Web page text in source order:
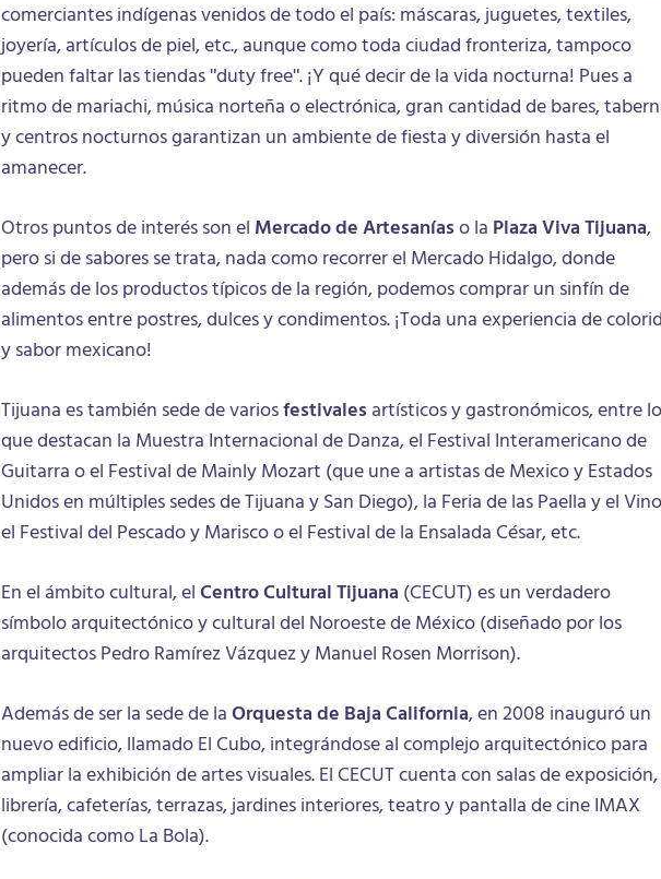
comerciantes indígenas venidos de todo el país: máscaras, juguetes, textiles,
joyería, artículos de piel, etc., aunque como toda ciudad fronteriza, tampoco
pueden faltar las tiendas "duty free". ¡Y qué decir de la vida nocturna! Pues a
ritmo de mariachi, música norteña o electrónica, gran cantidad de bares,
y centros nocturnos garantizan un ambiente de fiesta y diversión hasta el
amanecer.
Otros puntos de interés son el Mercado de Artesaníaso la Plaza Viva Tijuana,
pero si de sabores se trata, nada como recorrer el Mercado Hidalgo, donde
además de los productos típicos de la región, podemos comprar un sinfín de
alimentos entre postres, dulces y condimentos. ¡Toda una experiencia de
y sabor mexicano!
Tijuana es también sede de variosfestivales artísticos y gastronómicos, entre
que destacan la Muestra Internacional de Danza, el Festival Interamericano de
Guitarra o el Festival de Mainly Mozart (que une a artistas de Mexico y Estados
Unidos en múltiples sedes de Tijuana y San Diego), la Feria de las Paella y el
el Festival del Pescado y Marisco o el Festival de la Ensalada César, etc.
En el ámbito cultural, elCentro Cultural Tijuana (CECUT) es un verdadero
símbolo arquitectónico y cultural del Noroeste de México (diseñado por los
arquitectos Pedro Ramírez Vázquez y Manuel Rosen Morrison).
Además de ser la sede de laOrquesta de Baja California, en 2008 inauguró un
nuevo edificio, llamado El Cubo, integrándose al complejo arquitectónico para
ampliar la exhibición de artes visuales. El CECUT cuenta con salas de exposición,
librería, cafeterías, terrazas, jardines interiores, teatro y pantalla de cine IMAX
(conocida como La Bola).